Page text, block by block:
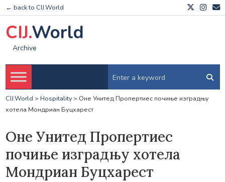
← back to CIJ.World
CIJ.World
Archive
CIJ.World > Hospitality> Оне Унитед Пропертиес почиње изградњу
хотела Мондриан Буцхарест
Оне Унитед Пропертиес
почиње изградњу хотела
Мондриан Буцхарест